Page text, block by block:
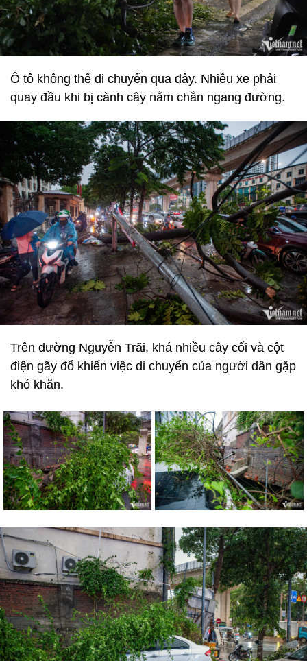
Ô tô không thể di chuyển qua đây. Nhiều xe phải
quay đầu khi bị cành cây nằm chắn ngang đường.
Trên đường Nguyễn Trãi, khá nhiều cây cối và cột
điện gãy đổ khiến việc di chuyển của người dân gặp
khó khăn.